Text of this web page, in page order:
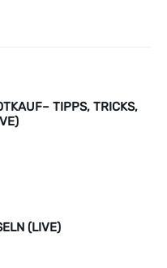
TIPPS, TRICKS,
(LIVE)